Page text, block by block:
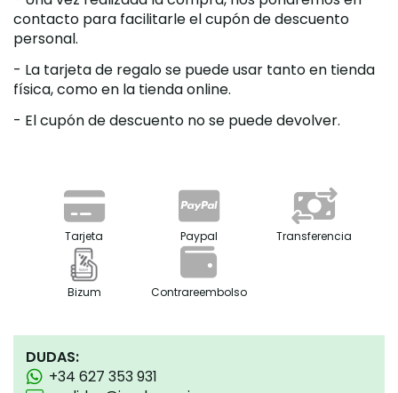
contacto para facilitarle el cupón de descuento
personal.
- La tarjeta de regalo se puede usar tanto en tienda
física, como en la tienda online.
- El cupón de descuento no se puede devolver.
Tarjeta Paypal Transferencia
Bizum Contrareembolso
DUDAS:
+34 627 353 931